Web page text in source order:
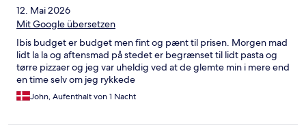
12. Mai 2026
Mit Google übersetzen
Ibis budget er budget men fint og pænt til prisen. Morgen mad
lidt la la og aftensmad på stedet er begrænset til lidt pasta og
tørre pizzaer og jeg var uheldig ved at de glemte min i mere end
en time selv om jeg rykkede
John, Aufenthalt von 1 Nacht